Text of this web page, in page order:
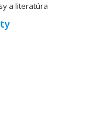
a literatúra